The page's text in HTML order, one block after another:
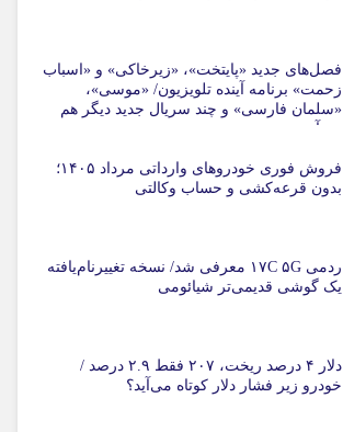
فصل‌های جدید «پایتخت»، «زیرخاکی» و «اسباب
زحمت» برنامه آینده تلویزیون/ «موسی»،
«سلمان فارسی» و چند سریال جدید دیگر هم
می‌آیند
فروش فوری خودروهای وارداتی مرداد ۱۴۰۵؛
بدون قرعه‌کشی و حساب وکالتی
ردمی ۱۷C ۵G معرفی شد/ نسخه تغییرنام‌یافته
یک گوشی قدیمی‌تر شیائومی
دلار ۴ درصد ریخت، ۲۰۷ فقط ۲.۹ درصد /
خودرو زیر فشار دلار کوتاه می‌آید؟